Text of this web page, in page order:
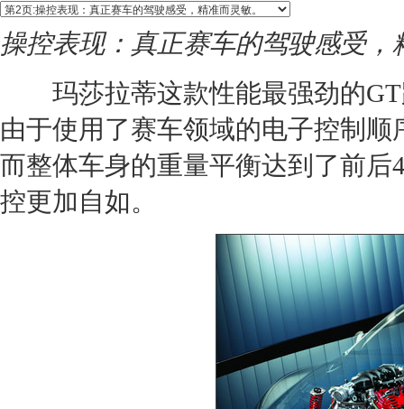
操控表现：真正赛车的驾驶感受，
玛莎拉蒂这款性能最强劲的GT
由于使用了赛车领域的电子控制顺
而整体车身的重量平衡达到了前
控更加自如。